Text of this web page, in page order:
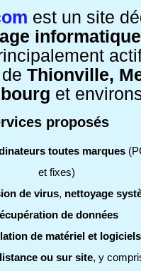
est un site
Thionville,
et
proposés
toutes marques
et fixes)
de virus, nettoyage
de données
de matériel et logiciels
ou sur site, y